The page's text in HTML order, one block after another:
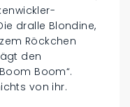
dralle Blondine,
Röckchen
den
Boom“.
von ihr.